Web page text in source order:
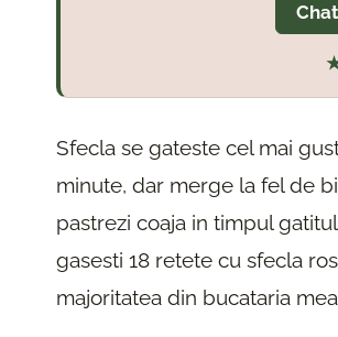
Sfecla se gateste cel mai
minute, dar merge la fel de
pastrezi coaja in timpul
gasesti 18 retete cu sfecla
majoritatea din bucataria